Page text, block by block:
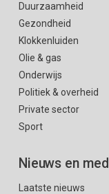
Duurzaamheid
Gezondheid
Klokkenluiden
Olie & gas
Onderwijs
Politiek & overheid
Private sector
Sport
Nieuws en
Laatste nieuws